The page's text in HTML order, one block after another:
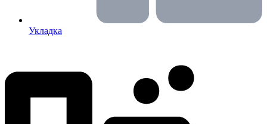
Укладка